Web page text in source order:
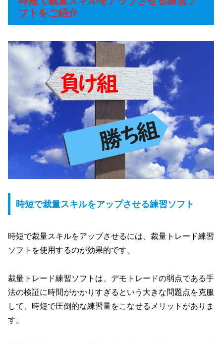
フトをご紹介
時短で裁量スキルをアップさせる練習ソフト
時短で裁量スキルをアップさせるには、裁量トレード練習
ソフトを使用するのが効果的です。
裁量トレード練習ソフトは、デモトレードの弱点である手
法の検証に時間がかかりすぎるという大きな問題点を克服
して、時短で圧倒的な練習量をこなせるメリットがありま
す。